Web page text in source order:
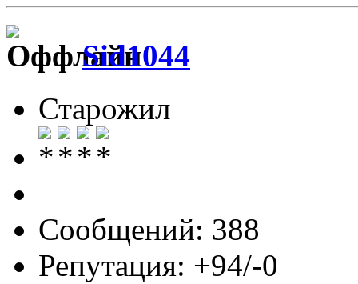
Sid1044
Старожил
Сообщений: 388
Репутация: +94/-0